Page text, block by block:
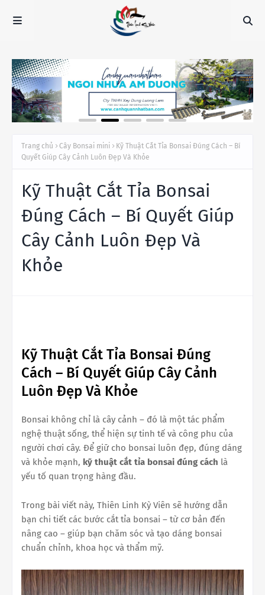
Trang chủ Cây Bonsai mini
Kỹ Thuật Cắt Tỉa Bonsai Đúng Cách – Bí
Quyết Giúp Cây Cảnh Luôn Đẹp Và Khỏe
Kỹ Thuật Cắt Tỉa Bonsai
Đúng Cách – Bí Quyết Giúp
Cây Cảnh Luôn Đẹp Và
Khỏe
Kỹ Thuật Cắt Tỉa Bonsai Đúng
Cách – Bí Quyết Giúp Cây Cảnh
Luôn Đẹp Và Khỏe
Bonsai không chỉ là cây cảnh – đó là một tác phẩm
nghệ thuật sống, thể hiện sự tinh tế và công phu của
người chơi cây. Để giữ cho bonsai luôn đẹp, đúng dáng
và khỏe mạnh, kỹ thuật cắt tỉa bonsai đúng cách là
yếu tố quan trọng hàng đầu.
Trong bài viết này, Thiên Linh Kỳ Viên sẽ hướng dẫn
bạn chi tiết các bước cắt tỉa bonsai – từ cơ bản đến
nâng cao – giúp bạn chăm sóc và tạo dáng bonsai
chuẩn chỉnh, khoa học và thẩm mỹ.